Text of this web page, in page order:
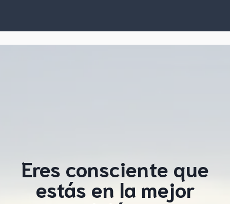
Eres consciente que
estás en la mejor